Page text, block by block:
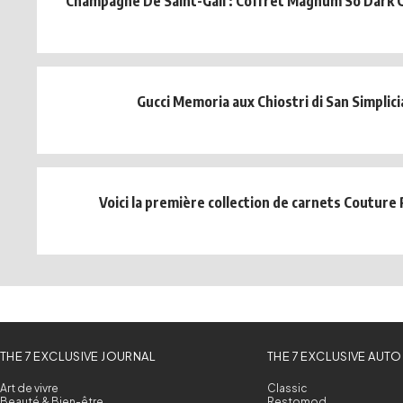
Gucci Memoria aux Chiostri di San
Voici la première collection de carnets Couture
THE 7 EXCLUSIVE JOURNAL
Art de vivre
THE 7 EXCLUSIVE AUTO
Classic